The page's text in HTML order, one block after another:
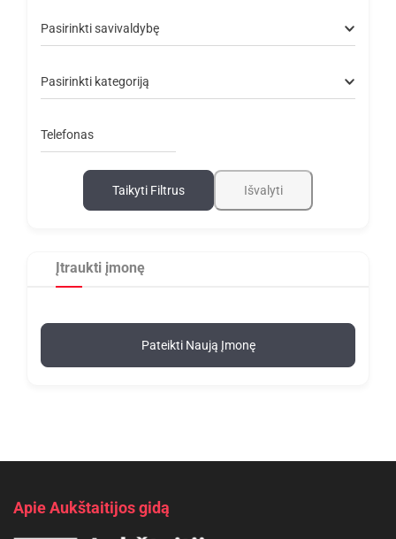
Pasirinkti savivaldybę
Pasirinkti kategoriją
Telefonas
Taikyti Filtrus Išvalyti
Įtraukti įmonę
Pateikti Naują Įmonę
Apie Aukštaitijos gidą